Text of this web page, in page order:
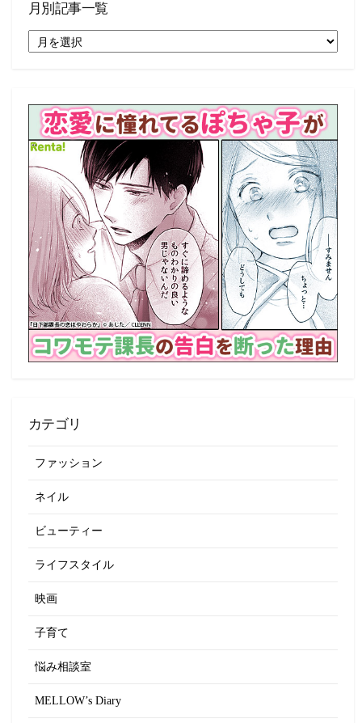
月別記事一覧
別
カテゴリ
ファッション
ネイル
ビューティー
ライフスタイル
映画
子育て
悩み相談室
MELLOW’s Diary